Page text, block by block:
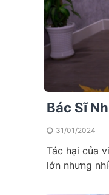
Bác Sĩ
31/01/2024
Tác hại của
lớn nhưng